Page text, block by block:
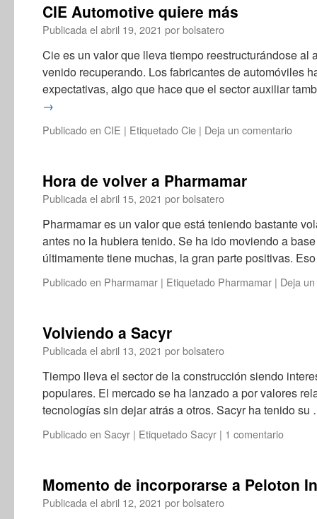
CIE Automotive quiere más
Publicada el abril 19, 2021 porbolsatero
Cie es un valor que lleva tiempo reestructurándose al
venido recuperando. Los fabricantes de automóviles
expectativas, algo que hace que el sector auxiliar
→
Publicado en CIE | EtiquetadoCie | Deja un comentario
Hora de volver a Pharmamar
Publicada el abril 15, 2021 porbolsatero
Pharmamar es un valor que está teniendo bastante
antes no la hubiera tenido. Se ha ido moviendo a
últimamente tiene muchas, la gran parte positivas.
Publicado en Pharmamar | Etiquetado Pharmamar | Deja
Volviendo a Sacyr
Publicada el abril 13, 2021 porbolsatero
Tiempo lleva el sector de la construcción siendo
populares. El mercado se ha lanzado a por valores
tecnologías sin dejar atrás a otros. Sacyr ha tenido
Publicado en Sacyr | Etiquetado Sacyr | 1 comentario
Momento de incorporarse a Peloton
Publicada el abril 12, 2021 porbolsatero